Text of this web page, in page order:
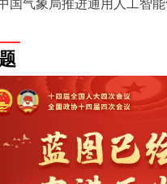
国气象局推进通用人工智